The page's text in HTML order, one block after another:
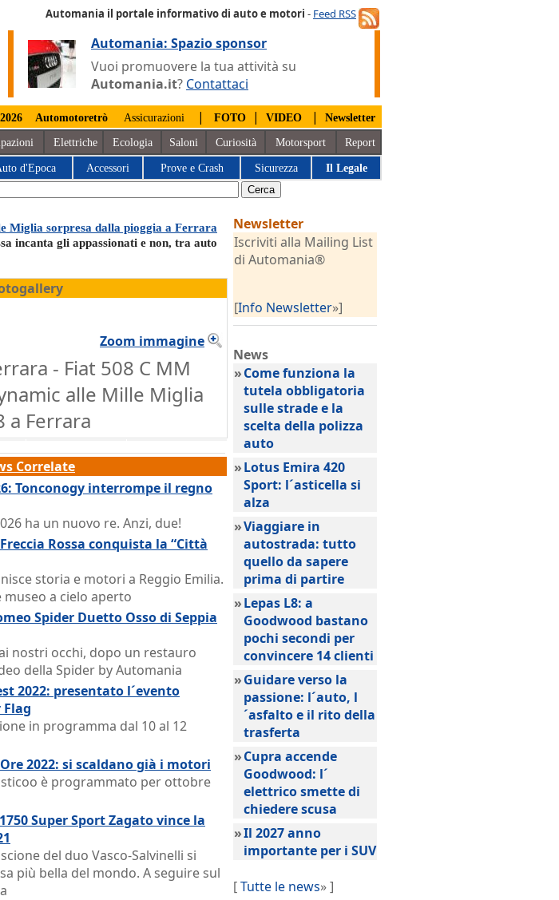
Automania il portale informativo di auto e motori - Feed RSS
Automania: Spazio sponsor
Vuoi promuovere la tua attività su
Automania.it? Contattaci
Automotoretrò Assicurazioni | FOTO | VIDEO | Newsletter
Elettriche Ecologia Saloni Curiosità Motorsport Report
d'Epoca Accessori Prove e Crash Sicurezza Il Legale
Miglia sorpresa dalla pioggia a Ferrara
incanta gli appassionati e non, tra auto
Zoom immagine
- Fiat 508 C MM
alle Mille Miglia
a Ferrara
Correlate
Tonconogy interrompe il regno
ha un nuovo re. Anzi, due!
Rossa conquista la “Città
storia e motori a Reggio Emilia.
a cielo aperto
Spider Duetto Osso di Seppia
nostri occhi, dopo un restauro
della Spider by Automania
2022: presentato l´evento
Flag
in programma dal 10 al 12
2022: si scaldano già i motori
è programmato per ottobre
Super Sport Zagato vince la
del duo Vasco-Salvinelli si
più bella del mondo. A seguire sul
Newsletter
Iscriviti alla Mailing List
di Automania®
[Info Newsletter»]
News
»Come funziona la
tutela obbligatoria
sulle strade e la
scelta della polizza
auto
»Lotus Emira 420
Sport: l´asticella si
alza
»Viaggiare in
autostrada: tutto
quello da sapere
prima di partire
»Lepas L8: a
Goodwood bastano
pochi secondi per
convincere 14 clienti
»Guidare verso la
passione: l´auto, l
´asfalto e il rito della
trasferta
»Cupra accende
Goodwood: l´
elettrico smette di
chiedere scusa
»Il 2027 anno
importante per i SUV
[Tutte le news» ]